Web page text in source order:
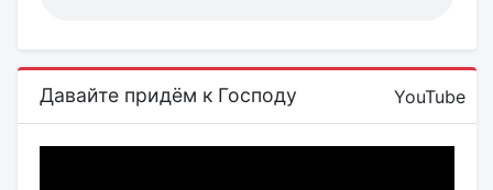
Давайте придём к Господу YouTube